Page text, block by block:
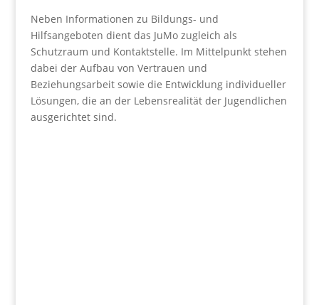
Neben Informationen zu Bildungs- und
Hilfsangeboten dient das JuMo zugleich als
Schutzraum und Kontaktstelle. Im Mittelpunkt stehen
dabei der Aufbau von Vertrauen und
Beziehungsarbeit sowie die Entwicklung individueller
Lösungen, die an der Lebensrealität der Jugendlichen
ausgerichtet sind.